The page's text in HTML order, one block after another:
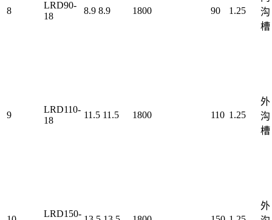
8
LRD90-
18
8.9 8.9 1800 90 1.25
沟
槽
9
LRD110-
18
11.5 11.5 1800 110 1.25
外
沟
槽
LRD150-
外